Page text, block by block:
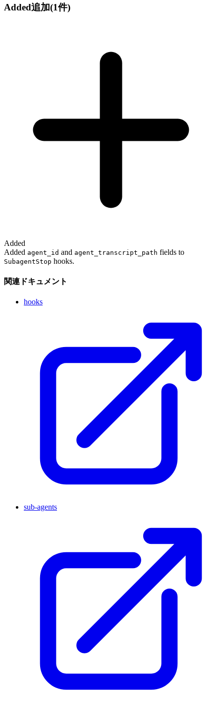
Added追加(1件)
Added
Added agent_id and agent_transcript_path fields to
SubagentStop hooks.
関連ドキュメント
hooks
sub-agents